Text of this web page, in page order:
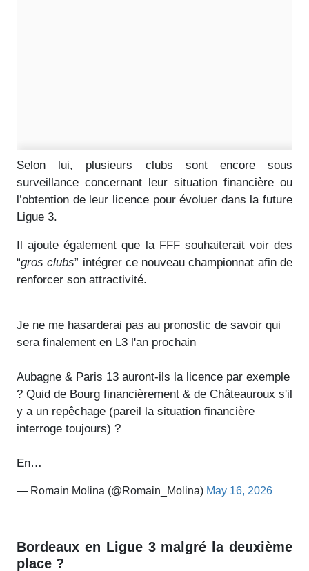
Selon lui, plusieurs clubs sont encore sous
surveillance concernant leur situation financière ou
l’obtention de leur licence pour évoluer dans la future
Ligue 3.
Il ajoute également que la FFF souhaiterait voir des
“gros clubs” intégrer ce nouveau championnat afin de
renforcer son attractivité.
Je ne me hasarderai pas au pronostic de savoir qui
sera finalement en L3 l'an prochain
Aubagne & Paris 13 auront-ils la licence par exemple
? Quid de Bourg financièrement & de Châteauroux s'il
y a un repêchage (pareil la situation financière
interroge toujours) ?
En…
— Romain Molina (@Romain_Molina) May 16, 2026
Bordeaux en Ligue 3 malgré la deuxième
place ?